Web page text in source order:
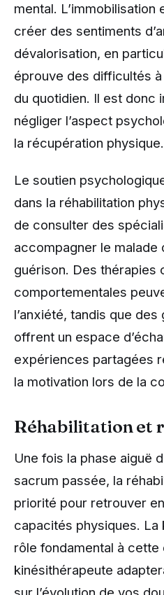
mental. L’immobilisation
créer des sentiments
dévalorisation, en
éprouve des difficultés
du quotidien. Il est donc
négliger l’aspect
la récupération physique.
Le soutien
dans la réhabilitation
de consulter des
accompagner le malade
guérison. Des thérapies
comportementales
l’anxiété, tandis que
offrent un espace
expériences partagées
la motivation lors de la
Réhabilitation et
Une fois la phase aiguë
sacrum passée, la
priorité pour retrouver
capacités physiques. La
rôle fondamental à cette
kinésithérapeute